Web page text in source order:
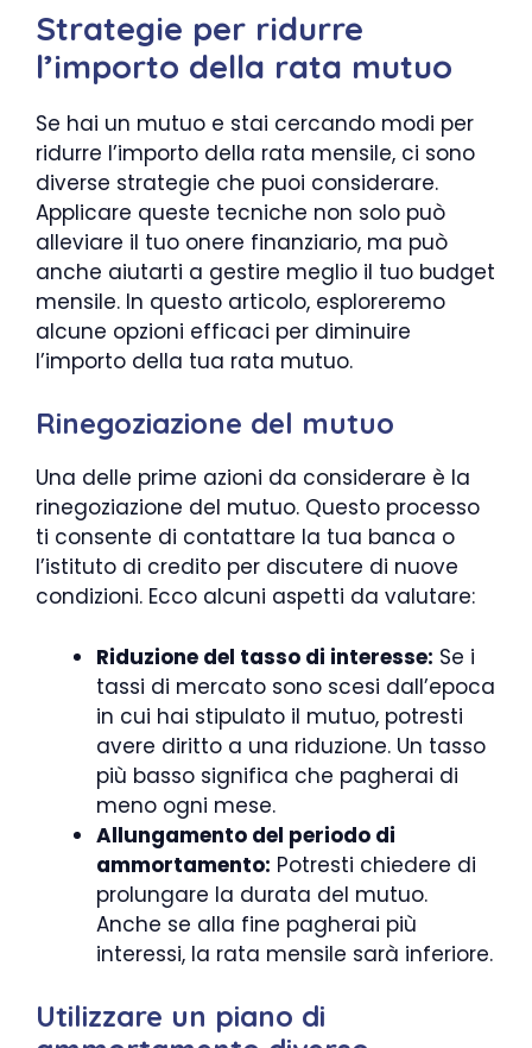
Strategie per ridurre
l’importo della rata mutuo
Se hai un mutuo e stai cercando modi per
ridurre l’importo della rata mensile, ci sono
diverse strategie che puoi considerare.
Applicare queste tecniche non solo può
alleviare il tuo onere finanziario, ma può
anche aiutarti a gestire meglio il tuo budget
mensile. In questo articolo, esploreremo
alcune opzioni efficaci per diminuire
l’importo della tua rata mutuo.
Rinegoziazione del mutuo
Una delle prime azioni da considerare è la
rinegoziazione del mutuo. Questo processo
ti consente di contattare la tua banca o
l’istituto di credito per discutere di nuove
condizioni. Ecco alcuni aspetti da valutare:
Riduzione del tasso di interesse: Se i
tassi di mercato sono scesi dall’epoca
in cui hai stipulato il mutuo, potresti
avere diritto a una riduzione. Un tasso
più basso significa che pagherai di
meno ogni mese.
Allungamento del periodo di
ammortamento: Potresti chiedere di
prolungare la durata del mutuo.
Anche se alla fine pagherai più
interessi, la rata mensile sarà inferiore.
Utilizzare un piano di